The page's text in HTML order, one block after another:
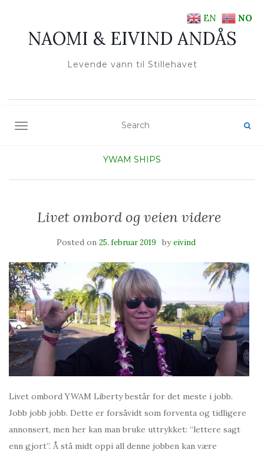
NAOMI & EIVIND ANDÅS
Levende vann til Stillehavet
TOGGLE NAVIGATION
YWAM SHIPS
Livet ombord og veien videre
Posted on 25. februar 2019 byeivind
Livet ombord YWAM Liberty består for det meste i jobb.
Jobb jobb jobb. Dette er forsåvidt som forventa og tidligere
annonsert, men her kan man bruke uttrykket: “lettere sagt
enn gjort”. Å stå midt oppi all denne jobben kan være
EN NO